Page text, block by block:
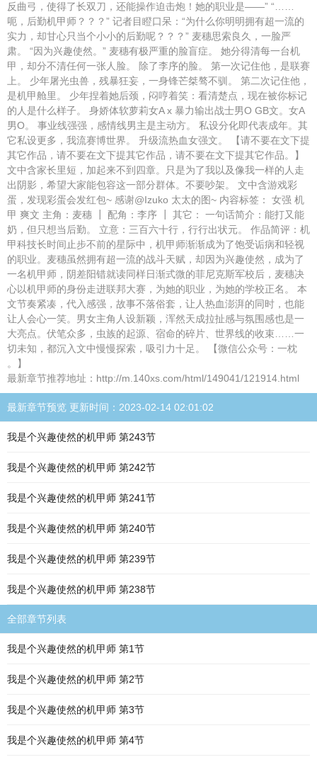
反曲弓，使得了长双刀，还能操作迫击炮！她的职业是——” “……
呃，后勤机甲师？？？” 记者目瞪口呆：“为什么你明明拥有超一流的
实力，却甘心只当个小小的后勤呢？？？” 麦穗思索良久，一脸严
肃。 “因为兴趣使然。” 麦穗有极严重的脸盲症。 她分得清每一台机
甲，却分不清任何一张人脸。 除了李序的脸。 第一次记住他，是联赛
上。 少年屠光虫兽，残暴狂妄，一身锋芒桀骜不驯。 第二次记住他，
是机甲舱里。 少年捏着她后颈，闷哼着笑：看清楚点，现在被你标记
的人是什么样子。 身娇体软萝莉女A x 暴力输出战士男O GB文。女A
男O。 事业线强强，感情线男主是主动方。 私设分化即代表成年。其
它私设更多，我流赛博世界。 升级流热血女强文。 【请不要在文下提
其它作品，请不要在文下提其它作品，请不要在文下提其它作品。】
文中含家长里短，加起来不到四章。只是为了我以及像我一样的人走
出阴影，希望大家能包容这一部分群体。不要吵架。 文中含游戏彩
蛋，发现彩蛋会发红包~ 感谢@Izuko 太太的图~ 内容标签： 女强 机
甲 爽文 主角：麦穗 ┃ 配角：李序 ┃ 其它： 一句话简介：能打又能
奶，但只想当后勤。 立意：三百六十行，行行出状元。 作品简评：机
甲科技长时间止步不前的星际中，机甲师渐渐成为了饱受诟病和轻视
的职业。麦穗虽然拥有超一流的战斗天赋，却因为兴趣使然，成为了
一名机甲师，阴差阳错就读同样日渐式微的菲尼克斯军校后，麦穗决
心以机甲师的身份走进联邦大赛，为她的职业，为她的学校正名。 本
文节奏紧凑，代入感强，故事不落俗套，让人热血澎湃的同时，也能
让人会心一笑。男女主角人设新颖，浑然天成拉扯感与氛围感也是一
大亮点。伏笔众多，虫族的起源、宿命的碎片、世界线的收束……一
切未知，都沉入文中慢慢探索，吸引力十足。 【微信公众号：一枕
。】
最新章节推荐地址：http://m.140xs.com/html/149041/121914.html
最新章节预览 更新时间：2023-02-14 02:01:02
我是个兴趣使然的机甲师 第243节
我是个兴趣使然的机甲师 第242节
我是个兴趣使然的机甲师 第241节
我是个兴趣使然的机甲师 第240节
我是个兴趣使然的机甲师 第239节
我是个兴趣使然的机甲师 第238节
全部章节列表
我是个兴趣使然的机甲师 第1节
我是个兴趣使然的机甲师 第2节
我是个兴趣使然的机甲师 第3节
我是个兴趣使然的机甲师 第4节